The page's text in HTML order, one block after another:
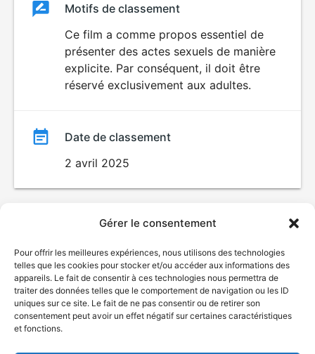
Gérer le consentement
Pour offrir les meilleures expériences, nous utilisons des technologies
telles que les cookies pour stocker et/ou accéder aux informations des
appareils. Le fait de consentir à ces technologies nous permettra de
traiter des données telles que le comportement de navigation ou les ID
uniques sur ce site. Le fait de ne pas consentir ou de retirer son
consentement peut avoir un effet négatif sur certaines caractéristiques
et fonctions.
ClassementClassement
SEXUALITÉ
EXPLICITE
Motifs de classement
Ce film a comme propos essentiel de
présenter des actes sexuels de manière
explicite. Par conséquent, il doit être
réservé exclusivement aux adultes.
Date de classement
2 avril 2025